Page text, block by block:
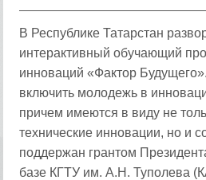
В Республике Татарстан
интерактивный обучающий
инноваций «Фактор
включить молодежь в
причем имеются в виду не
технические инновации, но и
поддержан грантом
базе КГТУ им. А.Н. Туполева